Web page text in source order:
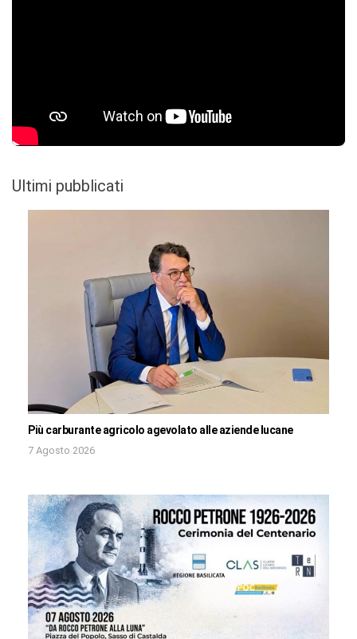
Ultimi pubblicati
Più carburante agricolo agevolato alle aziende lucane
7 Agosto 2026